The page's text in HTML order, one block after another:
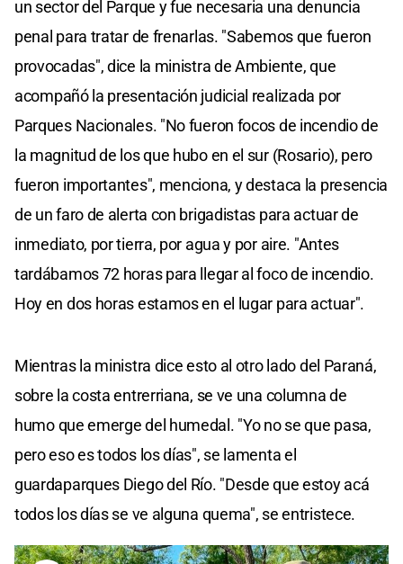
un sector del Parque y fue necesaria una denuncia
penal para tratar de frenarlas. "Sabemos que fueron
provocadas", dice la ministra de Ambiente, que
acompañó la presentación judicial realizada por
Parques Nacionales. "No fueron focos de incendio de
la magnitud de los que hubo en el sur (Rosario), pero
fueron importantes", menciona, y destaca la presencia
de un faro de alerta con brigadistas para actuar de
inmediato, por tierra, por agua y por aire. "Antes
tardábamos 72 horas para llegar al foco de incendio.
Hoy en dos horas estamos en el lugar para actuar".
Mientras la ministra dice esto al otro lado del Paraná,
sobre la costa entrerriana, se ve una columna de
humo que emerge del humedal. "Yo no se que pasa,
pero eso es todos los días", se lamenta el
guardaparques Diego del Río. "Desde que estoy acá
todos los días se ve alguna quema", se entristece.